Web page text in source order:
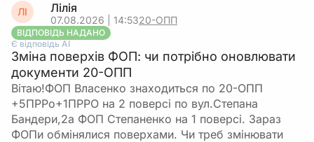
ЛІ Лілія
07.08.2026 | 14:5320-ОПП
ВІДПОВІДЬ НАДАНО
Є відповідь АІ
Зміна поверхів ФОП: чи потрібно оновлювати
документи 20-ОПП
Вітаю!ФОП Власенко знаходиться по 20-ОПП
+5ПРРо+1ПРРО на 2 поверсі по вул.Степана
Бандери,2а ФОП Степаненко на 1 поверсі. Зараз
ФОПи обмінялися поверхами. Чи треб змінювати